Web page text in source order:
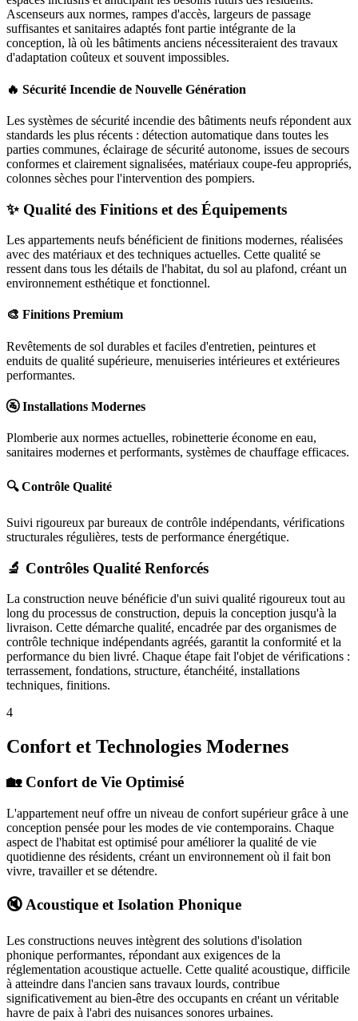
Ascenseurs aux normes, rampes d'accès, largeurs de passage
suffisantes et sanitaires adaptés font partie intégrante de la
conception, là où les bâtiments anciens nécessiteraient des travaux
d'adaptation coûteux et souvent impossibles.
🔥 Sécurité Incendie de Nouvelle Génération
Les systèmes de sécurité incendie des bâtiments neufs répondent aux
standards les plus récents : détection automatique dans toutes les
parties communes, éclairage de sécurité autonome, issues de secours
conformes et clairement signalisées, matériaux coupe-feu appropriés,
colonnes sèches pour l'intervention des pompiers.
✨ Qualité des Finitions et des Équipements
Les appartements neufs bénéficient de finitions modernes, réalisées
avec des matériaux et des techniques actuelles. Cette qualité se
ressent dans tous les détails de l'habitat, du sol au plafond, créant un
environnement esthétique et fonctionnel.
🎨 Finitions Premium
Revêtements de sol durables et faciles d'entretien, peintures et
enduits de qualité supérieure, menuiseries intérieures et extérieures
performantes.
🚰 Installations Modernes
Plomberie aux normes actuelles, robinetterie économe en eau,
sanitaires modernes et performants, systèmes de chauffage efficaces.
🔍 Contrôle Qualité
Suivi rigoureux par bureaux de contrôle indépendants, vérifications
structurales régulières, tests de performance énergétique.
🔬 Contrôles Qualité Renforcés
La construction neuve bénéficie d'un suivi qualité rigoureux tout au
long du processus de construction, depuis la conception jusqu'à la
livraison. Cette démarche qualité, encadrée par des organismes de
contrôle technique indépendants agréés, garantit la conformité et la
performance du bien livré. Chaque étape fait l'objet de vérifications :
terrassement, fondations, structure, étanchéité, installations
techniques, finitions.
4
Confort et Technologies Modernes
🏡 Confort de Vie Optimisé
L'appartement neuf offre un niveau de confort supérieur grâce à une
conception pensée pour les modes de vie contemporains. Chaque
aspect de l'habitat est optimisé pour améliorer la qualité de vie
quotidienne des résidents, créant un environnement où il fait bon
vivre, travailler et se détendre.
🔇 Acoustique et Isolation Phonique
Les constructions neuves intègrent des solutions d'isolation
phonique performantes, répondant aux exigences de la
réglementation acoustique actuelle. Cette qualité acoustique, difficile
à atteindre dans l'ancien sans travaux lourds, contribue
significativement au bien-être des occupants en créant un véritable
havre de paix à l'abri des nuisances sonores urbaines.